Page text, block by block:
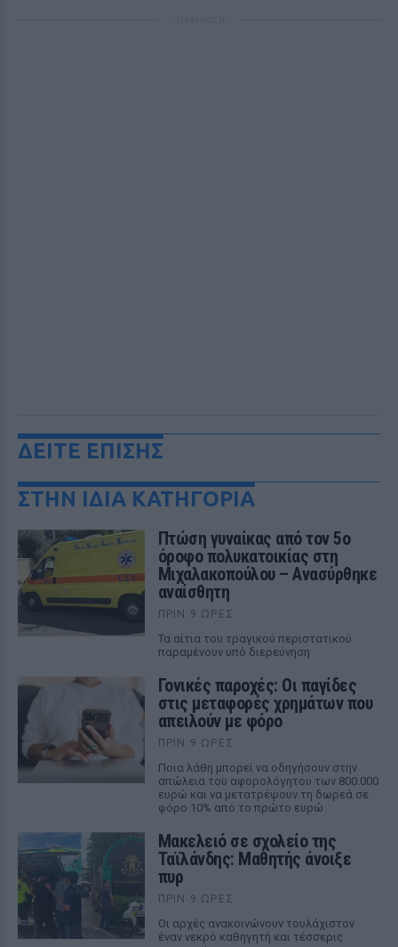
ΔΕΙΤΕ ΕΠΙΣΗΣ
ΣΤΗΝ ΙΔΙΑ ΚΑΤΗΓΟΡΙΑ
Πτώση γυναίκας από τον 5ο
όροφο πολυκατοικίας στη
Μιχαλακοπούλου – Ανασύρθηκε
αναίσθητη
ΠΡΙΝ 9 ΏΡΕΣ
Τα αίτια του τραγικού περιστατικού
παραμένουν υπό διερεύνηση
Γονικές παροχές: Οι παγίδες
στις μεταφορές χρημάτων που
απειλούν με φόρο
ΠΡΙΝ 9 ΏΡΕΣ
Ποια λάθη μπορεί να οδηγήσουν στην
απώλεια του αφορολόγητου των 800.000
ευρώ και να μετατρέψουν τη δωρεά σε
φόρο 10% από το πρώτο ευρώ
Μακελειό σε σχολείο της
Ταϊλάνδης: Μαθητής άνοιξε
πυρ
ΠΡΙΝ 9 ΏΡΕΣ
Οι αρχές ανακοινώνουν τουλάχιστον
έναν νεκρό καθηγητή και τέσσερις